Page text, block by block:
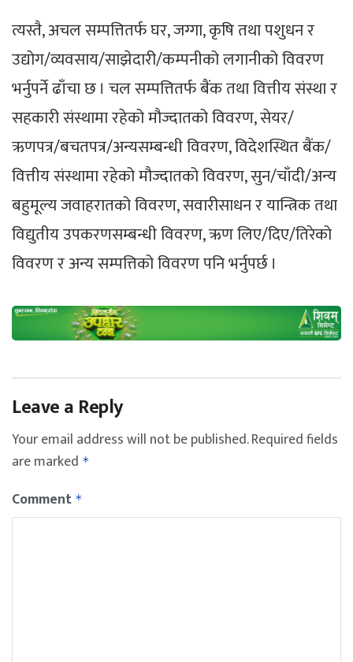
त्यस्तै, अचल सम्पत्तितर्फ घर, जग्गा, कृषि तथा पशुधन र
उद्योग/व्यवसाय/साझेदारी/कम्पनीको लगानीको विवरण
भर्नुपर्ने ढाँचा छ । चल सम्पत्तितर्फ बैंक तथा वित्तीय संस्था र
सहकारी संस्थामा रहेको मौज्दातको विवरण, सेयर/
ऋणपत्र/बचतपत्र/अन्यसम्बन्धी विवरण, विदेशस्थित बैंक/
वित्तीय संस्थामा रहेको मौज्दातको विवरण, सुन/चाँदी/अन्य
बहुमूल्य जवाहरातको विवरण, सवारीसाधन र यान्त्रिक तथा
विद्युतीय उपकरणसम्बन्धी विवरण, ऋण लिए/दिए/तिरेको
विवरण र अन्य सम्पत्तिको विवरण पनि भर्नुपर्छ ।
Leave a Reply
Your email address will not be published.Required fields
are marked *
Comment *